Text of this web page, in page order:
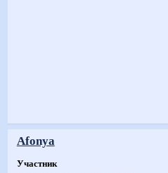
Afonya
Участник